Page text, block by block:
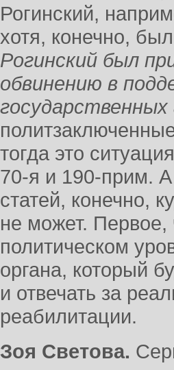
Рогинский,
хотя, конечно,
Рогинский был
обвинению в
государственных
тогда это
70-я и 190-прим.
статей, конечно,
не может. Первое,
политическом
органа, который
и отвечать за
реабилитации.
Зоя Светова.